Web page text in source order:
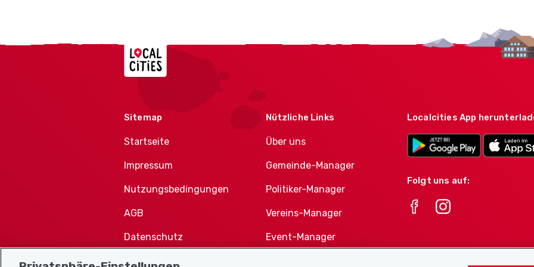
Localcities
Sitemap
Startseite
Impressum
Nutzungsbedingungen
AGB
Datenschutz
Cookie-Richtlinie
Nützliche Links
Über uns
Gemeinde-Manager
Politiker-Manager
Vereins-Manager
Event-Manager
Localcities App
Folgt uns auf: